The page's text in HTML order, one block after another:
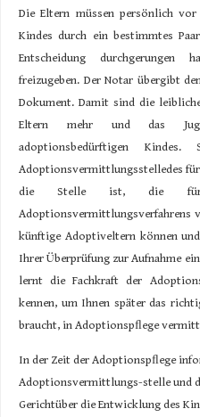
Die Eltern müssen persönlich
Kindes durch ein bestimmtes
Entscheidung
freizugeben. Der Notar übergibt
Dokument. Damit sind die
Eltern mehr und das
adoptionsbedürftigen
Adoptionsvermittlungsstelledes
die Stelle ist, die für
Adoptionsvermittlungsverfahrens
künftige Adoptiveltern können
Ihrer Überprüfung zur Aufnahme
lernt die Fachkraft der
kennen, um Ihnen später das
braucht, in Adoptionspﬂege
In der Zeit der Adoptionspﬂege
Adoptionsvermittlungs-stelle und
Gerichtüber die Entwicklung des